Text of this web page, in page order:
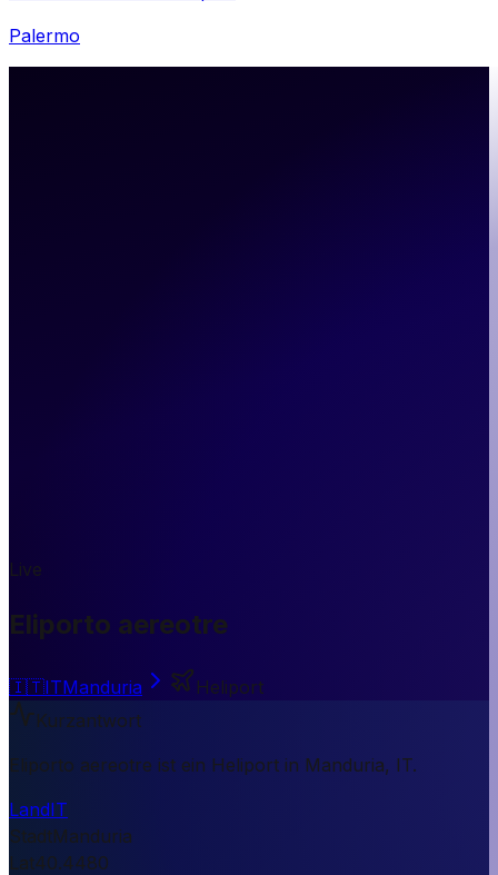
Palermo
Live
Eliporto aereotre
🇮🇹ITManduria
Heliport
Kurzantwort
Eliporto aereotre ist ein Heliport in Manduria, IT.
LandIT
StadtManduria
Lat40.4480